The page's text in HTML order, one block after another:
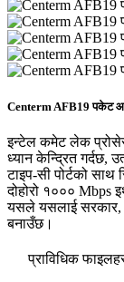
Centerm AFB19 पकेट
इन्टेल कमेट लेक
ध्यान केन्द्रित गर्दछ,
टाइप-सी पोर्टको
दोहोरो १००० Mbps
यसले यसलाई सरकार,
बनाउँछ।
प्राविधिक